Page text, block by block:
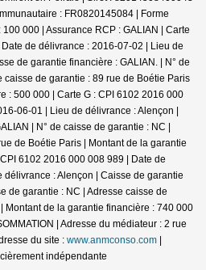
: FR0820145084 | Forme
000 | Assurance RCP : GALIAN | Carte
de délivrance : 2016-07-02 | Lieu de
de garantie financière : GALIAN. | N° de
caisse de garantie : 89 rue de Boétie Paris
: 500 000 | Carte G : CPI 6102 2016 000
06-01 | Lieu de délivrance : Alençon |
| N° de caisse de garantie : NC |
de Boétie Paris | Montant de la garantie
6102 2016 000 008 989 | Date de
: Alençon | Caisse de garantie
de garantie : NC | Adresse caisse de
Montant de la garantie financière : 740 000
| Adresse du médiateur : 2 rue
du site : www.anmconso.com |
indépendante